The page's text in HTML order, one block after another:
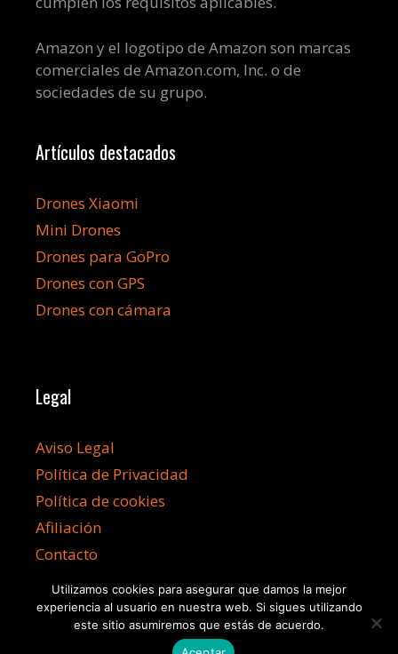
Amazon y el logotipo de Amazon son marcas
comerciales de Amazon.com, Inc. o de
sociedades de su grupo.
Artículos destacados
Drones Xiaomi
Mini Drones
Drones para GoPro
Drones con GPS
Drones con cámara
Legal
Aviso Legal
Política de Privacidad
Política de cookies
Afiliación
Contacto
Utilizamos cookies para asegurar que damos la mejor
experiencia al usuario en nuestra web. Si sigues utilizando
este sitio asumiremos que estás de acuerdo.